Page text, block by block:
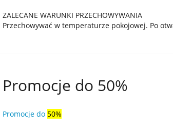
ZALECANE WARUNKI PRZECHOWYWANIA
Przechowywać w temperaturze pokojowej. Po
Promocje do 50%
Promocje do 50%